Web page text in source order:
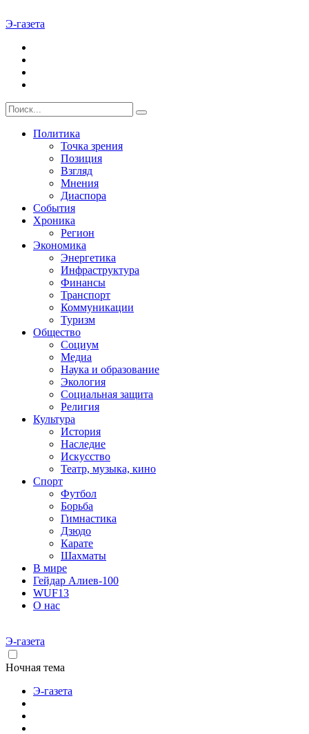
Э-газета
Политика
Точка зрения
Позиция
Взгляд
Мнения
Диаспора
События
Хроника
Регион
Экономика
Энергетика
Инфраструктура
Финансы
Транспорт
Коммуникации
Туризм
Общество
Социум
Медиа
Наука и образование
Экология
Социальная защита
Религия
Культура
История
Наследие
Искусство
Театр, музыка, кино
Спорт
Футбол
Борьба
Гимнастика
Дзюдо
Карате
Шахматы
В мире
Гейдар Алиев-100
WUF13
О нас
Э-газета
Ночная тема
Э-газета